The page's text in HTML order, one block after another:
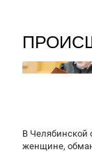
В Челябинской
женщине,